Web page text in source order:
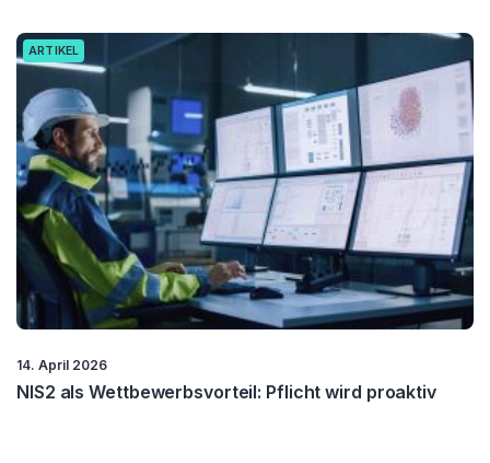
ARTIKEL
14. April 2026
NIS2 als Wettbewerbsvorteil: Pflicht wird proaktiv